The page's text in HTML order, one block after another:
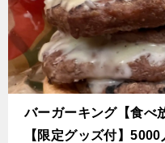
バーガーキング【食べ
【限定グッズ付】5000